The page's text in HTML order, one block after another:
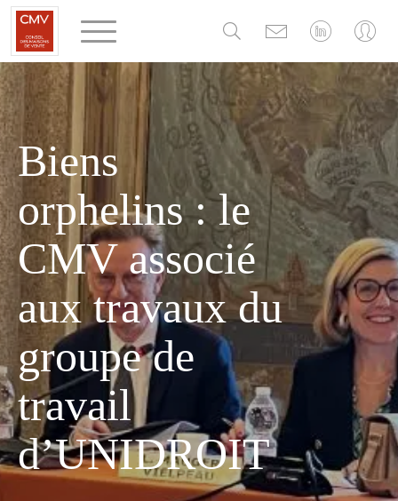
Biens
orphelins : le
CMV associé
aux travaux du
groupe de
travail
d’UNIDROIT
Panneau de gestion des cookies